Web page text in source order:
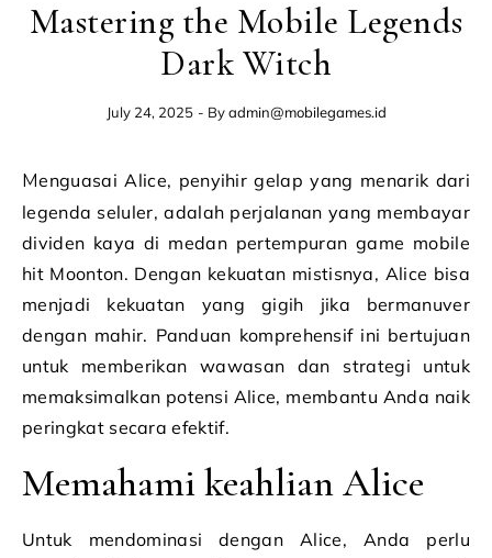
Mastering the Mobile Legends
Dark Witch
July 24, 2025 - Byadmin@mobilegames.id
Menguasai Alice, penyihir gelap yang menarik dari
legenda seluler, adalah perjalanan yang membayar
dividen kaya di medan pertempuran game mobile
hit Moonton. Dengan kekuatan mistisnya, Alice bisa
menjadi kekuatan yang gigih jika bermanuver
dengan mahir. Panduan komprehensif ini bertujuan
untuk memberikan wawasan dan strategi untuk
memaksimalkan potensi Alice, membantu Anda naik
peringkat secara efektif.
Memahami keahlian Alice
Untuk mendominasi dengan Alice, Anda perlu